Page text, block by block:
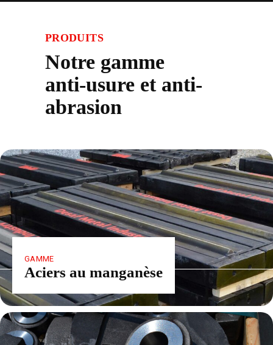
PRODUITS
Notre gamme
anti-usure et anti-
abrasion
GAMME
Aciers au manganèse